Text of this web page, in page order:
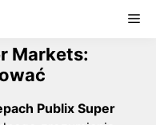
Markets:
Publix Super